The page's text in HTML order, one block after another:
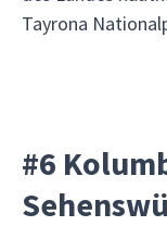
Tayrona
#6